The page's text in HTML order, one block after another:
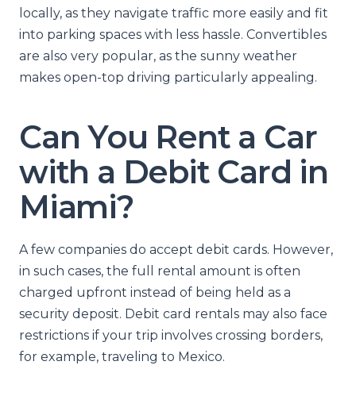
locally, as they navigate traffic more easily and fit
into parking spaces with less hassle. Convertibles
are also very popular, as the sunny weather
makes open-top driving particularly appealing.
Can You Rent a Car
with a Debit Card in
Miami?
A few companies do accept debit cards. However,
in such cases, the full rental amount is often
charged upfront instead of being held as a
security deposit. Debit card rentals may also face
restrictions if your trip involves crossing borders,
for example, traveling to Mexico.